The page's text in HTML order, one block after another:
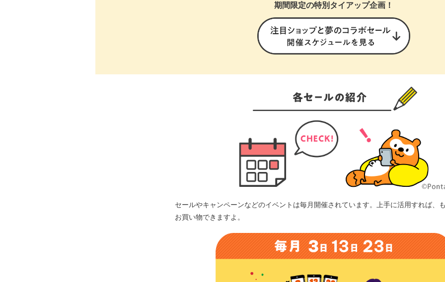
期間限定の特別タイアップ企画！
セールやキャンペーンなどのイベントは毎月開催されています。上手に活用すれば、
お買い物できますよ。